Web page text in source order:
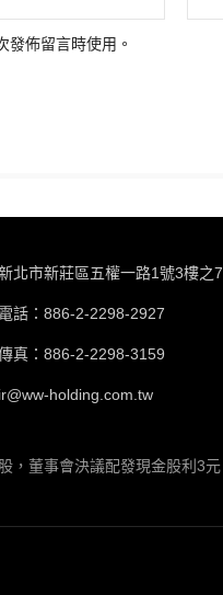
發佈留言時使用。
北市新莊區五權一路1號3樓之7
電話：886-2-2298-2927
真：886-2-2298-3159
ir@ww-holding.com.tw
，董事會決議配發現金股利3元